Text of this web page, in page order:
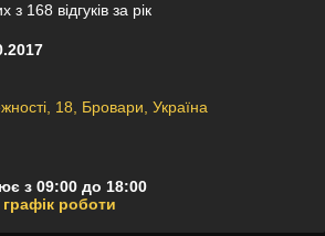
з 168 відгуків за рік
18, Бровари, Україна
з 09:00 до 18:00
роботи